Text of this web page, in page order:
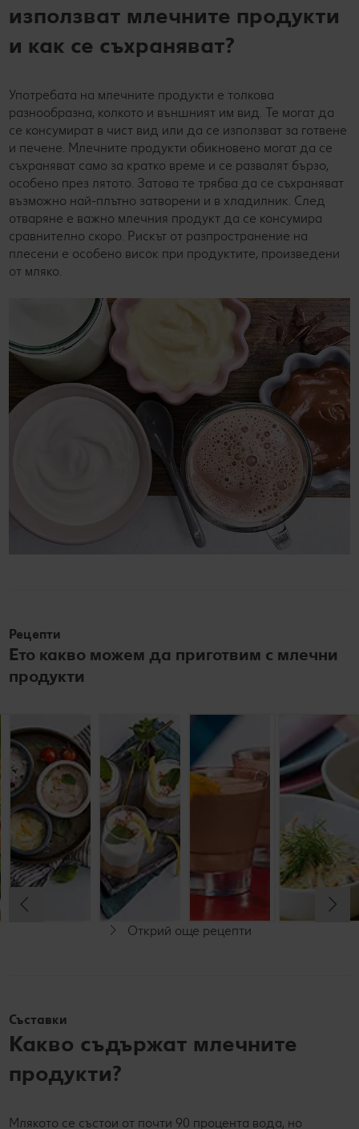
използват млечните продукти
и как се съхраняват?
Употребата на млечните продукти е толкова
разнообразна, колкото и външният им вид. Те могат да
се консумират в чист вид или да се използват за готвене
и печене. Млечните продукти обикновено могат да се
съхраняват само за кратко време и се развалят бързо,
особено през лятото. Затова те трябва да се съхраняват
възможно най-плътно затворени и в хладилник. След
отваряне е важно млечния продукт да се консумира
сравнително скоро. Рискът от разпространение на
плесени е особено висок при продуктите, произведени
от мляко.
Рецепти
Ето какво можем да приготвим с млечни
продукти
Печурки с
кашкавал
и сметана
До 30 минути
Начинаещи
разядки с
кисело
мляко
До 15 минути
Начинаещи
Смути от
ябълки
До 15 минути
Шоколадово
смути с
разтворимо
кафе
До 15 минути
Начинаещи
Открий още рецепти
Съставки
Какво съдържат млечните
продукти?
Млякото се състои от почти 90 процента вода, но